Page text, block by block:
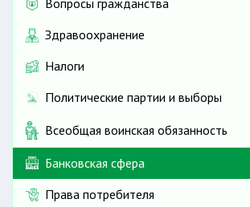
Вопросы гражданства
Здравоохранение
Налоги
Политические партии и выборы
Всеобщая воинская обязанность
Банковская сфера
Права потребителя